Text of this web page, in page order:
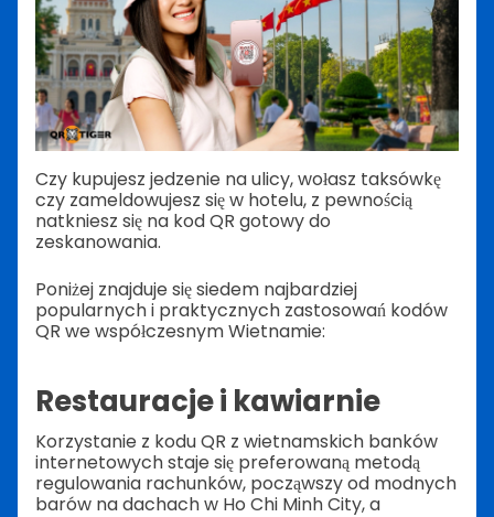
Czy kupujesz jedzenie na ulicy, wołasz taksówkę
czy zameldowujesz się w hotelu, z pewnością
natkniesz się na kod QR gotowy do
zeskanowania.
Poniżej znajduje się siedem najbardziej
popularnych i praktycznych zastosowań kodów
QR we współczesnym Wietnamie:
Restauracje i kawiarnie
Korzystanie z kodu QR z wietnamskich banków
internetowych staje się preferowaną metodą
regulowania rachunków, począwszy od modnych
barów na dachach w Ho Chi Minh City, a